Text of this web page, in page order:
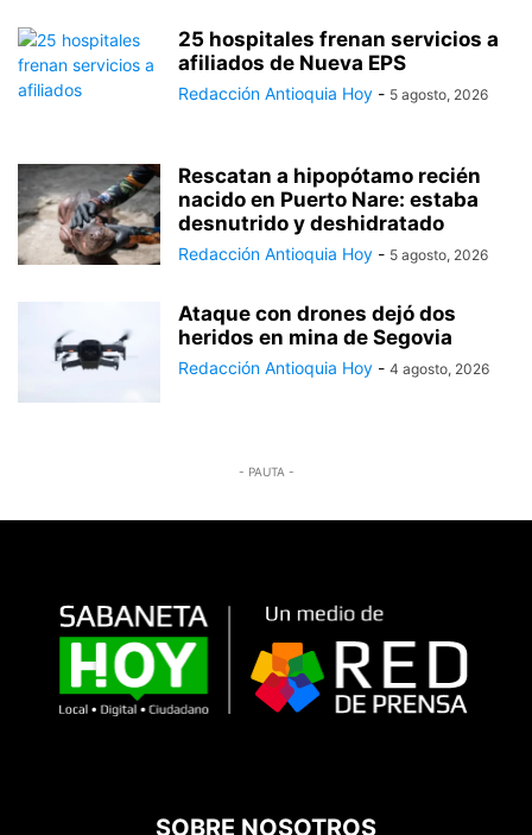
25 hospitales frenan servicios a
afiliados de Nueva EPS
Redacción Antioquia Hoy - 5 agosto, 2026
Rescatan a hipopótamo recién
nacido en Puerto Nare: estaba
desnutrido y deshidratado
Redacción Antioquia Hoy - 5 agosto, 2026
Ataque con drones dejó dos
heridos en mina de Segovia
Redacción Antioquia Hoy - 4 agosto, 2026
- PAUTA -
SOBRE NOSOTROS